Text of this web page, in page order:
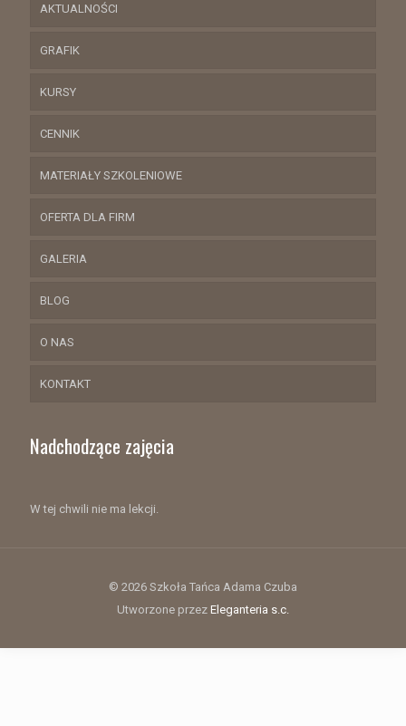
AKTUALNOŚCI
GRAFIK
KURSY
CENNIK
MATERIAŁY SZKOLENIOWE
OFERTA DLA FIRM
GALERIA
BLOG
O NAS
KONTAKT
Nadchodzące zajęcia
W tej chwili nie ma lekcji.
© 2026 Szkoła Tańca Adama Czuba
Utworzone przez Eleganteria s.c.